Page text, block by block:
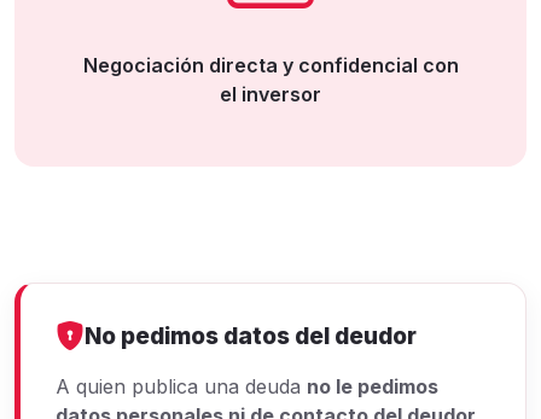
Negociación directa y confidencial con
el inversor
No pedimos datos del deudor
A quien publica una deuda no le pedimos